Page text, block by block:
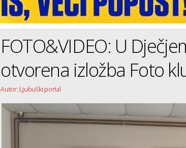
FOTO&VIDEO: U
otvorena izložba Foto
Autor: Ljubuški portal